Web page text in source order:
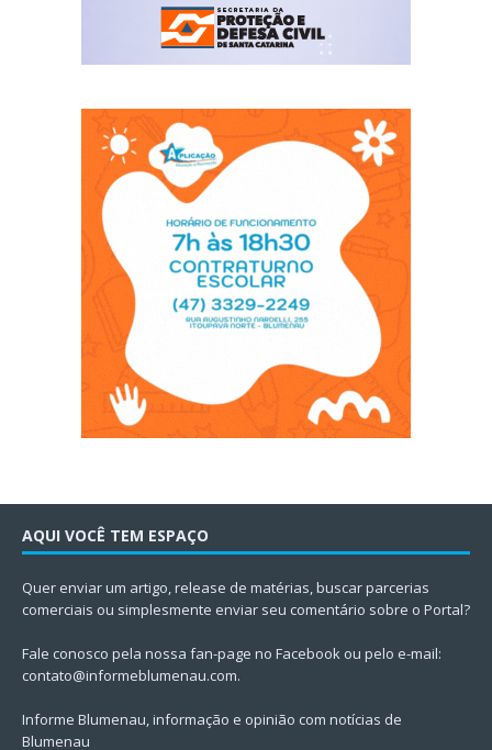
AQUI VOCÊ TEM ESPAÇO
Quer enviar um artigo, release de matérias, buscar parcerias
comerciais ou simplesmente enviar seu comentário sobre o Portal?
Fale conosco pela nossa fan-page no Facebook ou pelo e-mail:
contato@informeblumenau.com.
Informe Blumenau, informação e opinião com notícias de
Blumenau